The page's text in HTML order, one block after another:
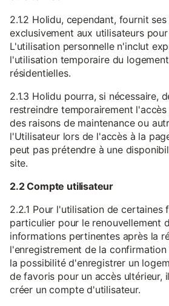
2.1.2 Holidu, cependant, fournit
exclusivement aux utilisateurs
L'utilisation personnelle n'inclut
l'utilisation temporaire du
résidentielles.
2.1.3 Holidu pourra, si nécessaire,
restreindre temporairement
des raisons de maintenance ou
l'Utilisateur lors de l'accès à la
peut pas prétendre à une
site.
2.2 Compte utilisateur
2.2.1 Pour l'utilisation de certaines
particulier pour le renouvellement
informations pertinentes après la
l'enregistrement de la
la possibilité d'enregistrer un
de favoris pour un accès ultérieur,
créer un compte d'utilisateur.